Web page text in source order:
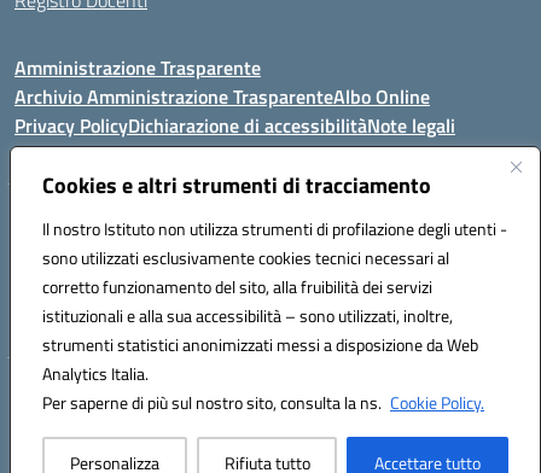
Cookies e altri strumenti di tracciamento
Il nostro Istituto non utilizza strumenti di profilazione degli utenti -
sono utilizzati esclusivamente cookies tecnici necessari al
corretto funzionamento del sito, alla fruibilità dei servizi
istituzionali e alla sua accessibilità – sono utilizzati, inoltre,
strumenti statistici anonimizzati messi a disposizione da Web
Analytics Italia.
Per saperne di più sul nostro sito, consulta la ns. Cookie Policy.
Personalizza Rifiuta tutto Accettare tutto
Amministrazione Trasparente
Archivio Amministrazione TrasparenteAlbo Online
Privacy PolicyDichiarazione di accessibilitàNote legali
Istituto Comprensivo Statale
Via Cupa Campanariello, 5 - 80059, Torre del Greco (NA)
Tel. +39 0818834377 - Fax +39 0818834377 - Cod.Fisc. 95170530638
Email: naic8df00a@istruzione.it - PEC: naic8df00a@pec.istruzione.it
Hosting & Powered by 3D Solution S.r.l.
Concept & Design by Designers Italia